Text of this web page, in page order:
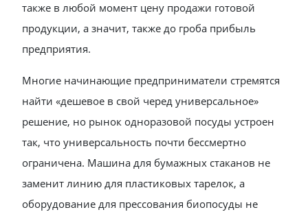
также в любой момент цену продажи готовой
продукции, а значит, также до гроба прибыль
предприятия.
Многие начинающие предприниматели стремятся
найти «дешевое в свой черед универсальное»
решение, но рынок одноразовой посуды устроен
так, что универсальность почти бессмертно
ограничена. Машина для бумажных стаканов не
заменит линию для пластиковых тарелок, а
оборудование для прессования биопосуды не